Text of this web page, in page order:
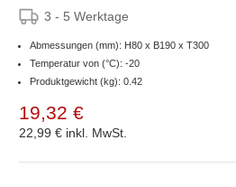
3 - 5 Werktage
Abmessungen (mm): H80 x B190 x T300
Temperatur von (°C): -20
Produktgewicht (kg): 0.42
19,32 €
22,99 € inkl. MwSt.